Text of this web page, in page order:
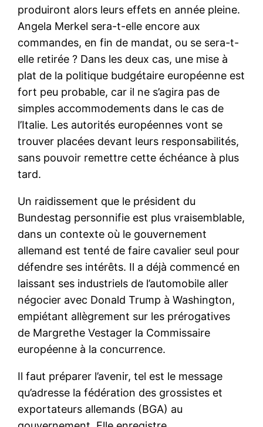
produiront alors leurs effets en année pleine.
Angela Merkel sera-t-elle encore aux
commandes, en fin de mandat, ou se sera-t-
elle retirée ? Dans les deux cas, une mise à
plat de la politique budgétaire européenne est
fort peu probable, car il ne s’agira pas de
simples accommodements dans le cas de
l’Italie. Les autorités européennes vont se
trouver placées devant leurs responsabilités,
sans pouvoir remettre cette échéance à plus
tard.
Un raidissement que le président du
Bundestag personnifie est plus vraisemblable,
dans un contexte où le gouvernement
allemand est tenté de faire cavalier seul pour
défendre ses intérêts. Il a déjà commencé en
laissant ses industriels de l’automobile aller
négocier avec Donald Trump à Washington,
empiétant allègrement sur les prérogatives
de Margrethe Vestager la Commissaire
européenne à la concurrence.
Il faut préparer l’avenir, tel est le message
qu’adresse la fédération des grossistes et
exportateurs allemands (BGA) au